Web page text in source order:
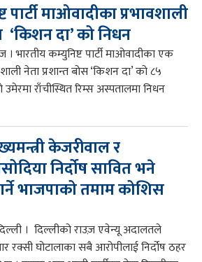
पार्टी माओवादीका प्रभावशाली
‘किशन दा’ को निधन
। भारतीय कम्युनिष्ट पार्टी माओवादीका एक
नेता प्रशान्त बोस ‘किशन दा’ को ८५
उमेरमा राँचीस्थित रिम्स अस्पतालमा निधन
केजरीवाल र
निर्दोष सावित भने
भाजपाको तमाम कोशिस
। दिल्लीको राउज़ एवेन्यू अदालतले
रक्सी घोटालाका सबै आरोपीलाई निर्दोष ठहर